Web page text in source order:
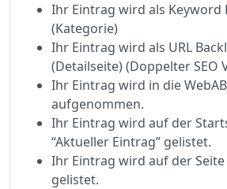
Ihr Eintrag wird als Keyword
(Kategorie)
Ihr Eintrag wird als URL
(Detailseite) (Doppelter SEO
Ihr Eintrag wird in die
aufgenommen.
Ihr Eintrag wird auf der
“Aktueller Eintrag” gelistet.
Ihr Eintrag wird auf der
gelistet.